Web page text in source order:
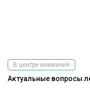
В центре внимания
Актуальные вопросы